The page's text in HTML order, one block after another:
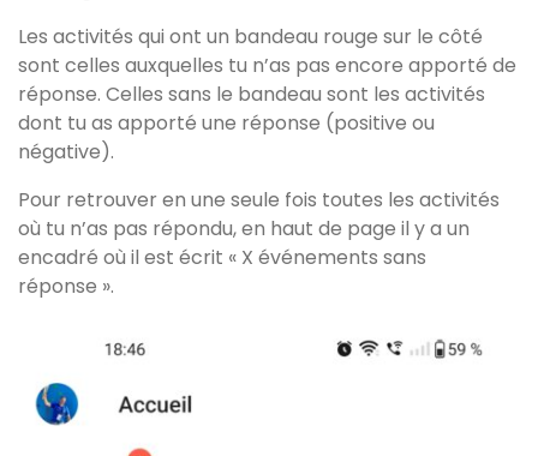
Les activités qui ont un bandeau rouge sur le côté
sont celles auxquelles tu n’as pas encore apporté de
réponse. Celles sans le bandeau sont les activités
dont tu as apporté une réponse (positive ou
négative).
Pour retrouver en une seule fois toutes les activités
où tu n’as pas répondu, en haut de page il y a un
encadré où il est écrit « X événements sans
réponse ».